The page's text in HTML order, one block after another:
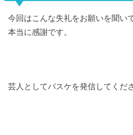
今回はこんな失礼をお願いを聞い
本当に感謝です。
芸人としてバスケを発信してくだ